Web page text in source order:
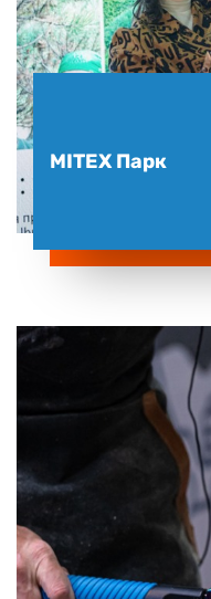
MITEX Парк